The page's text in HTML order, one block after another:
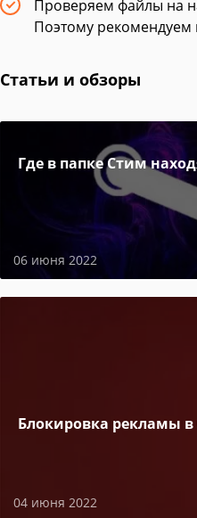
Проверяем файлы на
Поэтому рекомендуем
Статьи и обзоры
Где в папке Стим
06 июня 2022
Блокировка рекламы в
04 июня 2022